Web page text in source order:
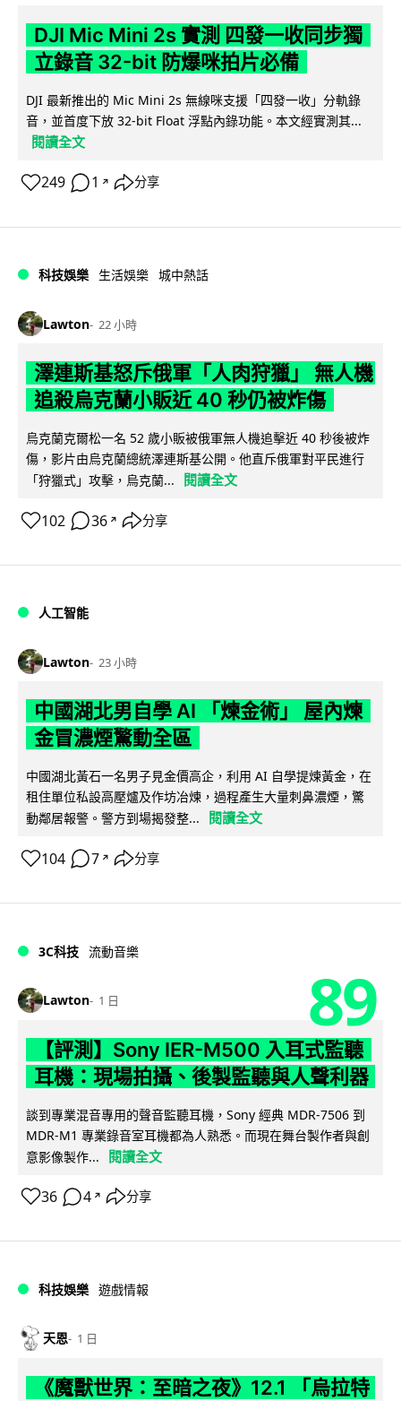
DJI Mic Mini 2s 實測 四發一收同步獨
立錄音 32-bit 防爆咪拍片必備
DJI 最新推出的 Mic Mini 2s 無線咪支援「四發一收」分軌錄
音，並首度下放 32-bit Float 浮點內錄功能。本文經實測其...
閱讀全文
249 1 ↗ 分享
科技娛樂 生活娛樂 城中熱話
Lawton 22 小時
澤連斯基怒斥俄軍「人肉狩獵」 無人機
追殺烏克蘭小販近 40 秒仍被炸傷
烏克蘭克爾松一名 52 歲小販被俄軍無人機追擊近 40 秒後被炸
傷，影片由烏克蘭總統澤連斯基公開。他直斥俄軍對平民進行
「狩獵式」攻擊，烏克蘭...
閱讀全文
102 36 ↗ 分享
人工智能
Lawton 23 小時
中國湖北男自學 AI 「煉金術」 屋內煉
金冒濃煙驚動全區
中國湖北黃石一名男子見金價高企，利用 AI 自學提煉黃金，在
租住單位私設高壓爐及作坊冶煉，過程產生大量刺鼻濃煙，驚
動鄰居報警。警方到場揭發整...
閱讀全文
104 7 ↗ 分享
3C科技 流動音樂
Lawton 1 日 89
【評測】Sony IER-M500 入耳式監聽
耳機：現場拍攝、後製監聽與人聲利器
談到專業混音專用的聲音監聽耳機，Sony 經典 MDR-7506 到
MDR-M1 專業錄音室耳機都為人熟悉。而現在舞台製作者與創
意影像製作...
閱讀全文
36 4 ↗ 分享
科技娛樂 遊戲情報
天恩 1 日
《魔獸世界：至暗之夜》12.1 「烏拉特